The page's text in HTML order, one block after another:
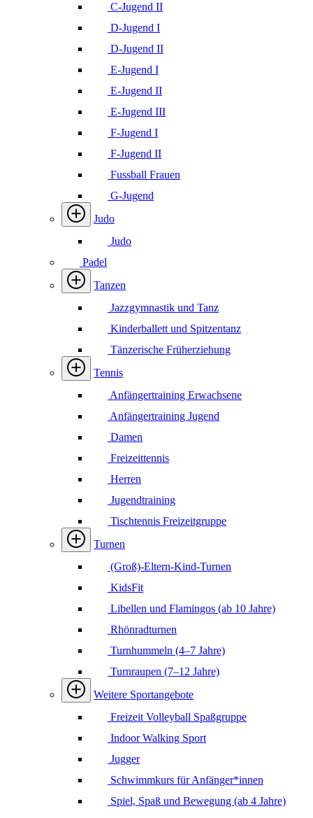
C-Jugend II
D-Jugend I
D-Jugend II
E-Jugend I
E-Jugend II
E-Jugend III
F-Jugend I
F-Jugend II
Fussball Frauen
G-Jugend
Judo
Judo
Padel
Tanzen
Jazzgymnastik und Tanz
Kinderballett und Spitzentanz
Tänzerische Früherziehung
Tennis
Anfängertraining Erwachsene
Anfängertraining Jugend
Damen
Freizeittennis
Herren
Jugendtraining
Tischtennis Freizeitgruppe
Turnen
(Groß)-Eltern-Kind-Turnen
KidsFit
Libellen und Flamingos (ab 10 Jahre)
Rhönradturnen
Turnhummeln (4–7 Jahre)
Turnraupen (7–12 Jahre)
Weitere Sportangebote
Freizeit Volleyball Spaßgruppe
Indoor Walking Sport
Jugger
Schwimmkurs für Anfänger*innen
Spiel, Spaß und Bewegung (ab 4 Jahre)